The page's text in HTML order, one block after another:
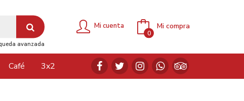
avanzada
Mi cuenta Mi compra
0
Café 3x2